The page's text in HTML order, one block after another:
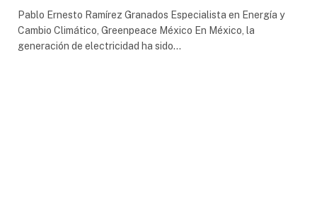
Pablo Ernesto Ramírez Granados Especialista en Energía y
Cambio Climático, Greenpeace México En México, la
generación de electricidad ha sido…